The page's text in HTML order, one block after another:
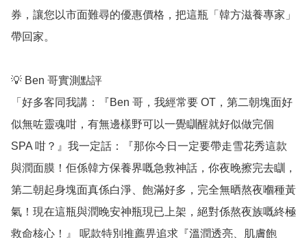
券，讓您以市面難尋的優惠價格，把這瓶「韓方滋養專家」
帶回家。
💡 Ben 哥實測點評
「好多客同我講：『Ben 哥，我經常要 OT，第二朝塊面好
似無咗靈魂咁，有無邊樣野可以一覺瞓醒就好似做完個
SPA 咁？』我一定話：『那你今日一定要帶走雪花秀這款
與潤面膜！佢係韓方保養界嘅急救神話，你夜晚擦完去瞓，
第二朝起身塊面真係白淨、飽滿好多，完全無晒熬夜嗰種黃
氣！現在這瓶與潤晚安神瓶現已上架，絕對係熬夜族嘅終極
救命核心！』 呢款特別推薦畀追求『溫潤透亮、肌膚飽